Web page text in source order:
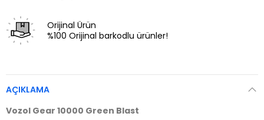
Orijinal Ürün
%100 Orijinal barkodlu ürünler!
AÇIKLAMA
Vozol Gear 10000 Green Blast